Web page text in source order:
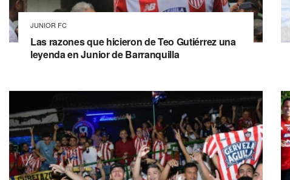
JUNIOR FC
Las razones que hicieron de Teo Gutiérrez una
leyenda en Junior de Barranquilla